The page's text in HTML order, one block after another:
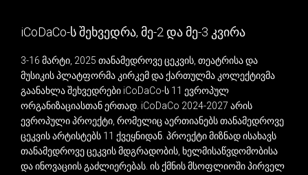
iCoDaCo-ს შეხვედრა, მე-2 და მე-3 კვირა
3-16 მარტი, 2025 თანამედროვე ცეკვის, თეატრისა და
მუსიკის პლატფორმა კირკემ და ქართულმა კოლექტივმა
გაანახლა შეხვედრები iCoDaCo-ს 11 ევროპულ
ორგანიზაციასთან ერთად. iCoDaCo 2024-2027 არის
ევროპული პროექტი, რომელიც აერთიანებს თანამედროვე
ცეკვის არტისტებს 11 ქვეყნიდან. პროექტი მიზნად ისახავს
თანამედროვე ცეკვის მდგრადობის, ხელმისაწვდომობისა
და ინოვაციის გაძლიერებას. ის ქმნის მსოფლიოში პირველ